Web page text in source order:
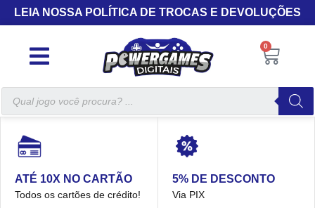
LEIA NOSSA POLÍTICA DE TROCAS E DEVOLUÇÕES
0
ATÉ 10X NO CARTÃO
Todos os cartões de crédito!
5% DE DESCONTO
Via PIX